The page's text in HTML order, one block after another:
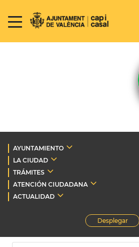
AYUNTAMIENTO
LA CIUDAD
TRÁMITES
ATENCIÓN CIUDADANA
ACTUALIDAD
Desplegar